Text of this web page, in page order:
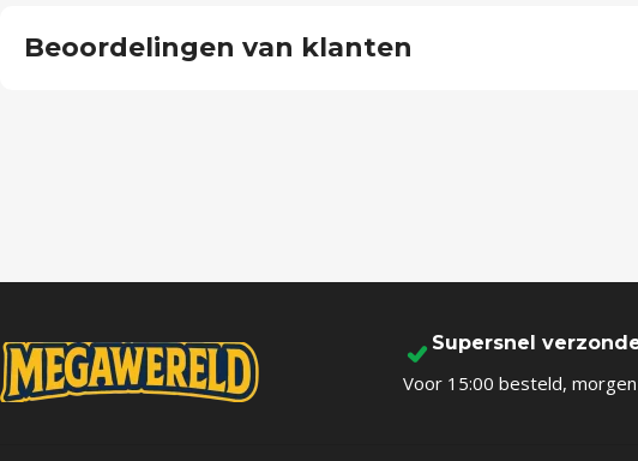
Beoordelingen van klanten
Supersnel
Voor 15:00 besteld,